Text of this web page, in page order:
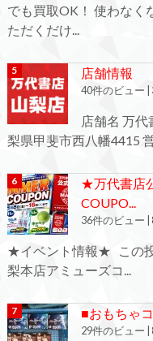
でも買取OK！ 使わなく
ただくだけ...
店舗情報
40件のビュー
店舗名 万
梨県甲斐市西八幡4415
★万代書店
COUPO...
36件のビュー
★イベント情報★ この
梨本店アミューズコ...
■おもちゃ
29件のビュー